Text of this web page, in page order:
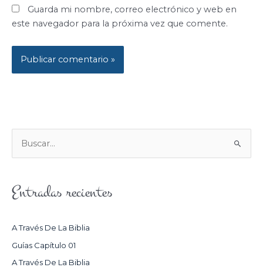
Guarda mi nombre, correo electrónico y web en
este navegador para la próxima vez que comente.
U
C
R
Entradas recientes
A Través De La Biblia
Guías Capítulo 01
A Través De La Biblia